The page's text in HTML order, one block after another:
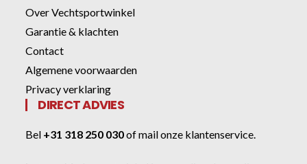
Over Vechtsportwinkel
Garantie & klachten
Contact
Algemene voorwaarden
Privacy verklaring
DIRECT ADVIES
Bel +31 318 250 030ofmail onze klantenservice